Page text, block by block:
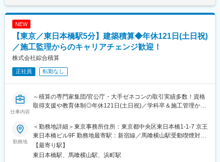
替え可能
・残業月20時間程度で、日々の業務負荷を抑えながら専門性を継
続的に高めやすい
・勤務場所の自由度により、自身の生産性が高い環境で業務設計
が可能
まずはメンバーとしてご活躍いただき、将来的にはリーダーポジ
ション任せられるような方にご入社いただきたいです。
■当社の魅力：
当社が担当する案件は、全て親会社であるフリーダムアーキテク
ツが営業を行ったお客様から預かった案件です。その為、見積り
の成約率が非常に高い事が特徴です。また、積算業務に関する責
任・裁量は一任する為、これまでのご経験を存分に発揮して頂け
です。
NEW
【東京／東日本橋駅5分】建築積算◆年休121日(土日祝)
／施工監理からのキャリアチェンジ歓迎！
株式会社綜合積算
正社員 転勤なし
仕事内容
～積算の専門家集団/官公庁・大手ゼネコンの取引実績多数！資格
取得支援や教育体制◎年休121日(土日祝)／学科卒＆施工管理から
■業務概要：
建築物の設計図面をもとに、建築物の建設に必要な部材の数量、
仕様などを算定し、建築物の工事費を算出する業務をお任せ致し
ます。
勤務地
＜勤務地詳細＞東京事務所住所：東京都中央区東日本橋1-1-7 京王
東日本橋ビル9F 勤務地最寄駅：新宿線／馬喰横山駅受動喫煙対
策：屋内喫煙可能場所あり変更の範囲：無
【最寄り駅】
東日本橋駅、馬喰横山駅、浜町駅